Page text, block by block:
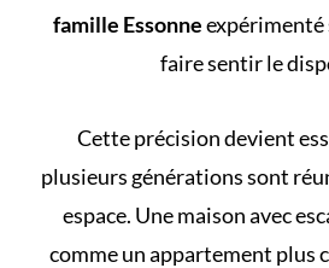
famille Essonneexpérimenté
faire sentir le
Cette précision devient
plusieurs générations sont
espace. Une maison avec
comme un appartement plus